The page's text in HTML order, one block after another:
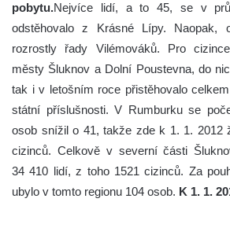
pobytu.Nejvíce lidí, a to 45, se v
odstěhovalo z Krásné Lípy.
rozrostly řady Vilémováků. Pro
městy Šluknov a Dolní Poustevna, do
tak i v letošním roce přistěhovalo
státní příslušnosti. V Rumburku se
osob snížil o 41, takže zde k 1. 1. 2012
cizinců. Celkově v severní části
34 410 lidí, z toho 1521 cizinců. Za
ubylo v tomto regionu 104 osob. K 1. 1.